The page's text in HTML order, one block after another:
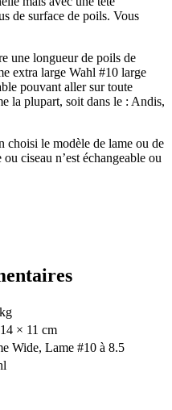
de surface de poils. Vous
une longueur de poils de
extra large Wahl #10 large
pouvant aller sur toute
la plupart, soit dans le : Andis,
choisi le modèle de lame ou de
ciseau n’est échangeable ou
× 11 cm
Wide, Lame #10 à 8.5